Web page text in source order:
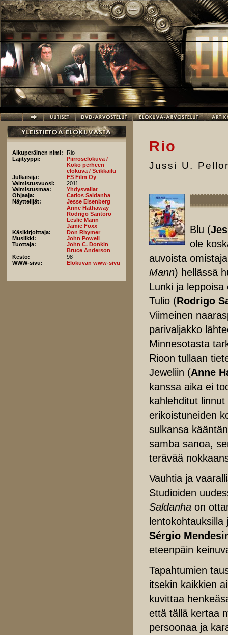
Hyppää pääsisältöön
Alkuperäinen nimi:
Rio
Lajityyppi:
Piirroselokuva /
Koko perheen
elokuva / Seikkailu
Julkaisija:
FS Film Oy
Valmistusvuosi:
2011
Valmistusmaa:
Yhdysvallat
Ohjaaja:
Carlos Saldanha
Näyttelijät:
Jesse Eisenberg
Anne Hathaway
Rodrigo Santoro
Leslie Mann
Jamie Foxx
Käsikirjoittaja:
Don Rhymer
Musiikki:
John Powell
Tuottaja:
John C. Donkin
Bruce Anderson
Kesto:
98
WWW-sivu:
Elokuvan www-sivu
Rio
Jussi U.
Blu (
ole
auvoista
Mann) hellässä
Lunki ja
Tulio (Rodrigo
Viimeinen
parivaljakko
Minnesotasta
Rioon tullaan
Jeweliin (Anne
kanssa aika ei
kahlehditut
erikoistuneiden
sulkansa
samba sanoa,
terävää
Vauhtia ja
Studioiden
Saldanha on
lentokohtauksilla
Sérgio
eteenpäin
Tapahtumien
itsekin kaikkien
kuvittaa
että tällä kertaa
persoonaa ja